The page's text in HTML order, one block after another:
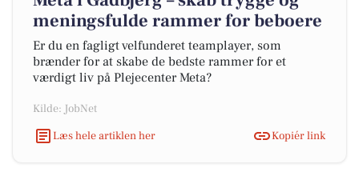
meningsfulde rammer for beboere
Er du en fagligt velfunderet teamplayer, som
brænder for at skabe de bedste rammer for et
værdigt liv på Plejecenter Meta?
Kilde: JobNet
Læs hele artiklen her
Kopiér link